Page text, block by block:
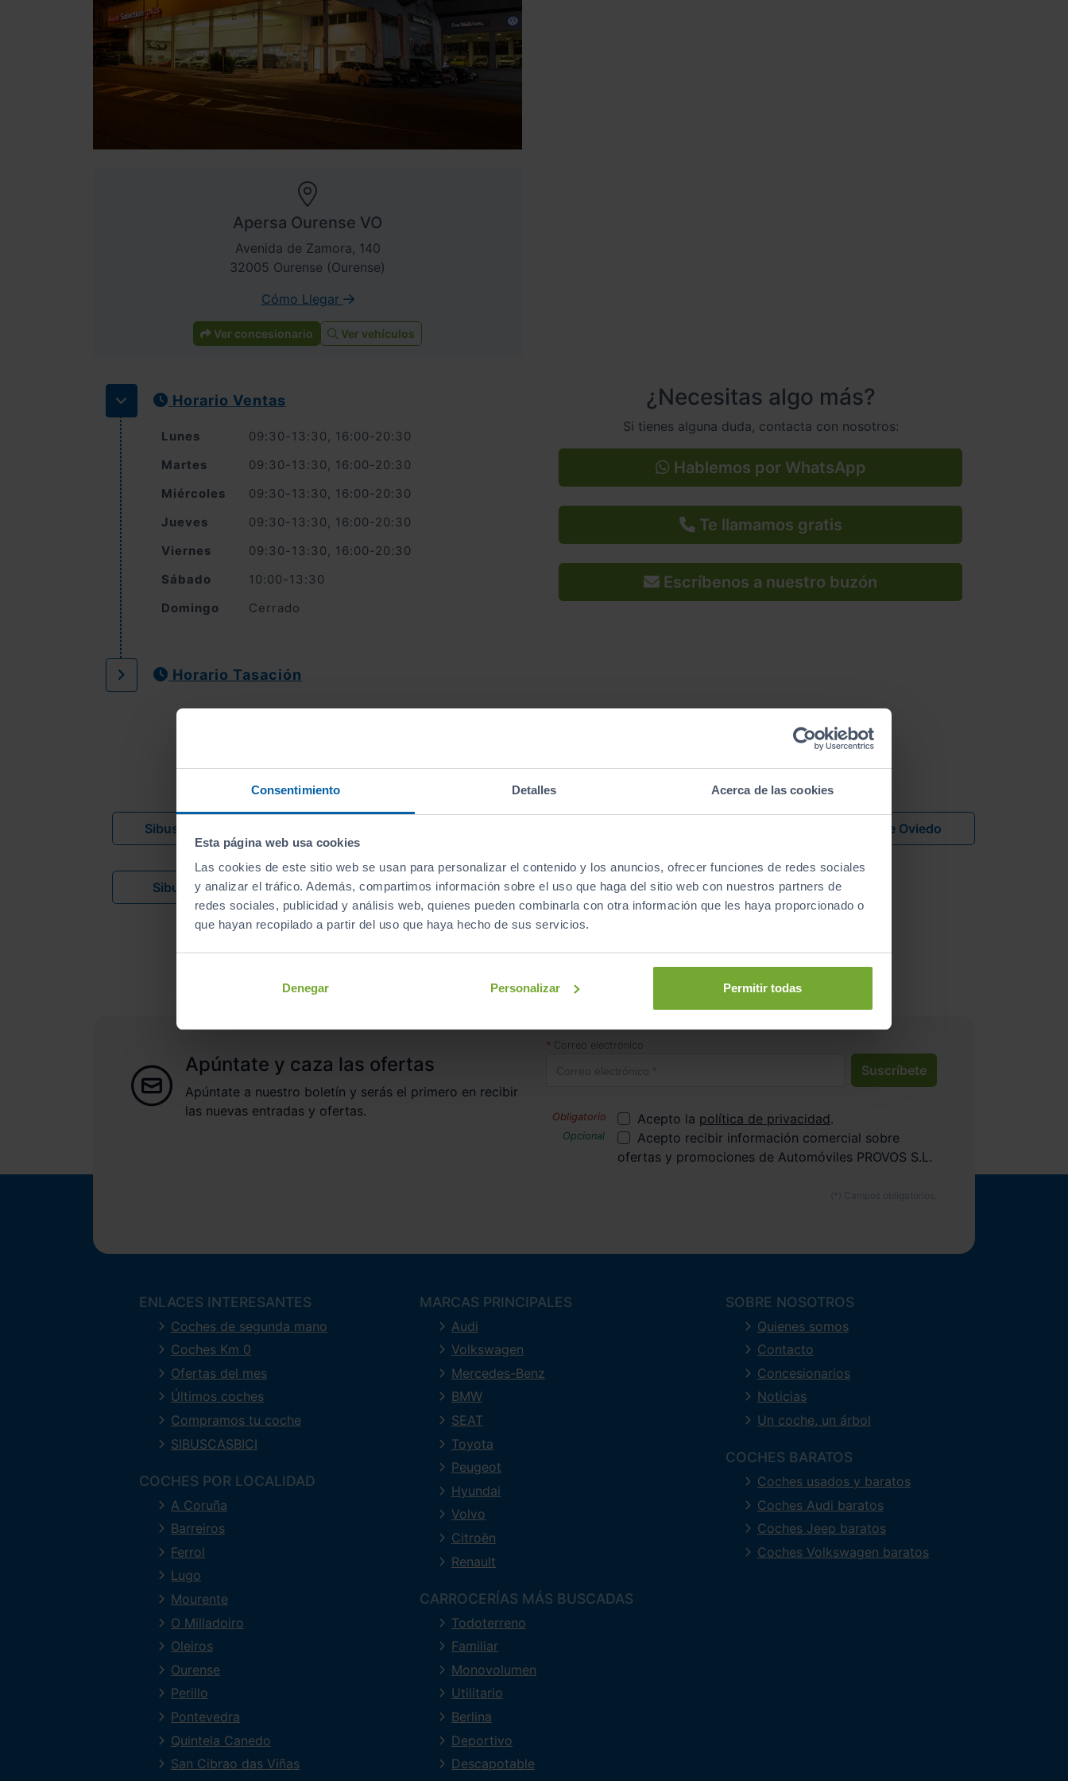
Consentimiento Detalles Acerca de las cookies
Esta página web usa cookies
Las cookies de este sitio web se usan para personalizar el contenido y los anuncios, ofrecer funciones de redes sociales
y analizar el tráfico. Además, compartimos información sobre el uso que haga del sitio web con nuestros partners de
redes sociales, publicidad y análisis web, quienes pueden combinarla con otra información que les haya proporcionado o
que hayan recopilado a partir del uso que haya hecho de sus servicios.
Denegar Personalizar Permitir todas
Apersa Ourense VO
Avenida de Zamora, 140
32005 Ourense (Ourense)
Cómo Llegar
Ver concesionario Ver vehículos
Horario Ventas
Lunes
09:30-13:30, 16:00-20:30
Martes
09:30-13:30, 16:00-20:30
Miércoles
09:30-13:30, 16:00-20:30
Jueves
09:30-13:30, 16:00-20:30
Viernes
09:30-13:30, 16:00-20:30
Sábado
10:00-13:30
Domingo
Cerrado
Horario Tasación
¿Necesitas algo más?
Si tienes alguna duda, contacta con nosotros:
Hablemos por WhatsApp
Te llamamos gratis
Escríbenos a nuestro buzón
Encuentratu concesionariode Sibuscascoche más cercano
Sibuscascoche Coruña Sibuscascoche Oviedo
Sibuscascoche Vigo Sibuscascoche Vilagarcía Sibuscascoche Valladolid
Apúntate y caza las ofertas
Apúntate a nuestro boletín y serás el primero en recibir
las nuevas entradas y ofertas.
Correo electrónico
Suscríbete
Acepto la política de privacidad.
Acepto recibir información comercial sobre
ofertas y promociones de Automóviles PROVOS S.L.
ENLACES INTERESANTES
Coches de segunda mano
Coches Km 0
Ofertas del mes
Últimos coches
Compramos tu coche
SIBUSCASBICI
COCHES POR LOCALIDAD
A Coruña
Barreiros
Ferrol
Lugo
Mourente
O Milladoiro
Oleiros
Ourense
Perillo
Pontevedra
Quintela Canedo
San Cibrao das Viñas
MARCAS PRINCIPALES
Audi
Volkswagen
Mercedes-Benz
BMW
SEAT
Toyota
Peugeot
Hyundai
Volvo
Citroën
Renault
CARROCERÍAS MÁS BUSCADAS
Todoterreno
Familiar
Monovolumen
Utilitario
Berlina
Deportivo
Descapotable
SOBRE NOSOTROS
Quienes somos
Contacto
Concesionarios
Noticias
Un coche, un árbol
COCHES BARATOS
Coches usados y baratos
Coches Audi baratos
Coches Jeep baratos
Coches Volkswagen baratos